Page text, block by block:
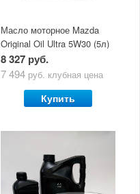
Масло моторное Mazda
Original Oil Ultra 5W30 (5л)
8 327 руб.
7 494 руб. клубная цена
Купить